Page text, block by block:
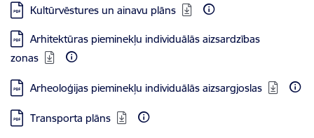
Lejupielādēt:
Kultūrvēstures un ainavu plāns
Lejupielādēt:
Arhitektūras pieminekļu individuālās aizsardzības
zonas
Lejupielādēt:
Arheoloģijas pieminekļu individuālās aizsargjoslas
Lejupielādēt:
Transporta plāns